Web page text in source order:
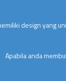
design yang
Apabila anda